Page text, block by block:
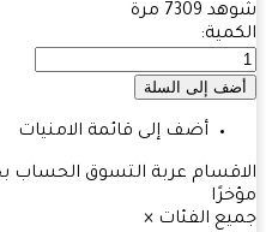
7309 مرة
أضف إلى قائمة الامنيات
عربة التسوق الحساب بحث
الفئات ×